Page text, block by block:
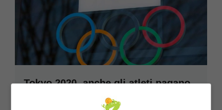
Tokyo 2020, anche gli atleti pagano
le tasse sulle medaglie